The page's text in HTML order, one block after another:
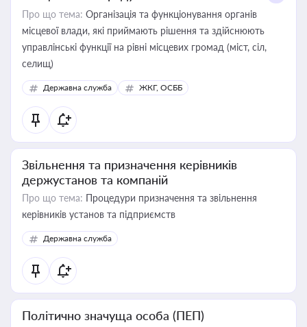
Про що тема: Організація та функціонування органів
місцевої влади, які приймають рішення та здійснюють
управлінські функції на рівні місцевих громад (міст, сіл,
селищ)
Державна служба ЖКГ, ОСББ
Звільнення та призначення керівників
держустанов та компаній
Про що тема: Процедури призначення та звільнення
керівників установ та підприємств
Державна служба
Політично значуща особа (ПЕП)